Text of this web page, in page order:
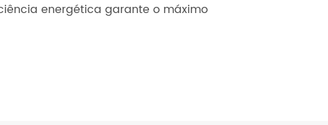
energética garante o máximo